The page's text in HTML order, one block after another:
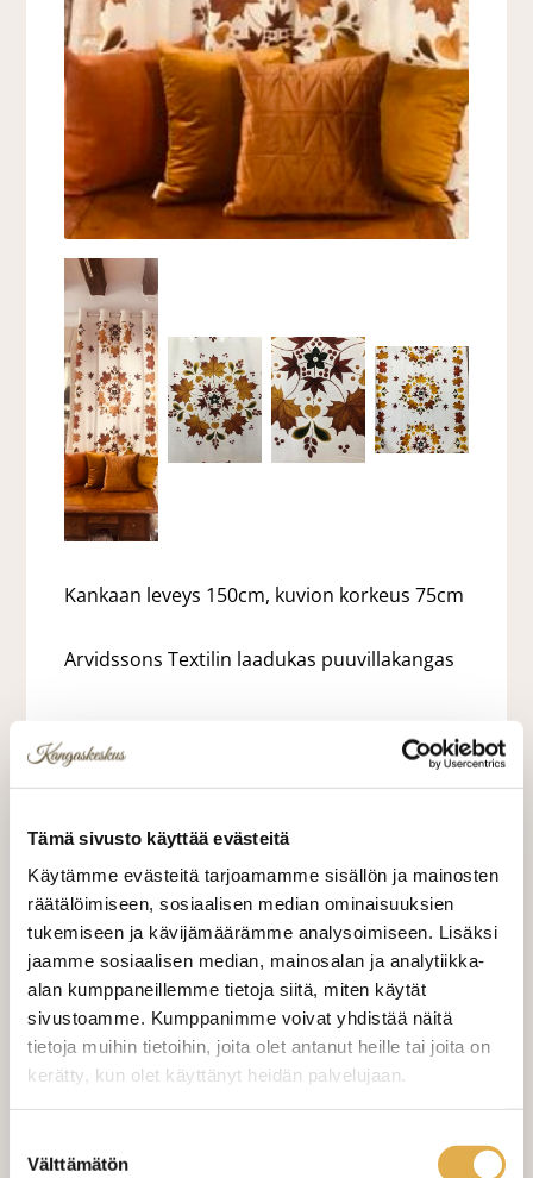
Tämä sivusto käyttää evästeitä
Käytämme evästeitä tarjoamamme sisällön ja mainosten
räätälöimiseen, sosiaalisen median ominaisuuksien
tukemiseen ja kävijämäärämme analysoimiseen. Lisäksi
jaamme sosiaalisen median, mainosalan ja analytiikka-
alan kumppaneillemme tietoja siitä, miten käytät
sivustoamme. Kumppanimme voivat yhdistää näitä
tietoja muihin tietoihin, joita olet antanut heille tai joita on
kerätty, kun olet käyttänyt heidän palvelujaan.
valinta
Välttämätön
Kankaan leveys 150cm, kuvion korkeus 75cm
Arvidssons Textilin laadukas puuvillakangas
27,00 €/m
VALITSE KANKAAN PITUUS
LISÄÄ OSTOSKORIIN
Tilaa näytepala kankaasta